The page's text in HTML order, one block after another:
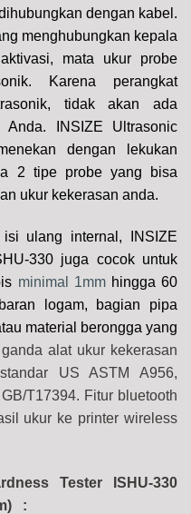
dengan kabel.
menghubungkan kepala
mata ukur probe
Karena perangkat
tidak akan ada
INSIZE Ultrasonic
dengan lekukan
2 tipe probe yang bisa
ukur kekerasan anda.
ulang internal, INSIZE
330 juga cocok untuk
minimal 1mmhingga 60
logam, bagian pipa
material berongga yang
alat ukur kekerasan
US ASTM A956,
T17394. Fitur bluetooth
ukur ke printer wireless
Tester ISHU-330
: